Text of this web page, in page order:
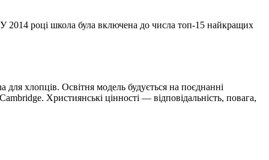
2014 році школа була включена до числа топ-15 найкращих
хлопців. Освітня модель будується на поєднанні
Християнські цінності — відповідальність, повага,